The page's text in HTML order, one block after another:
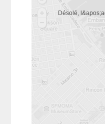
Désolé,